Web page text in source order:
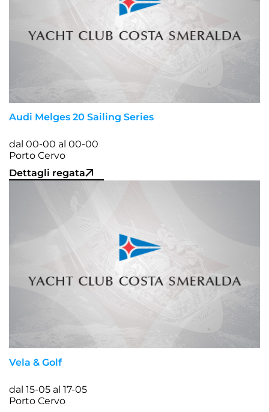
Audi Melges 20 Sailing Series
dal 00-00 al 00-00
Porto Cervo
Dettagli regata
Vela & Golf
dal 15-05 al 17-05
Porto Cervo